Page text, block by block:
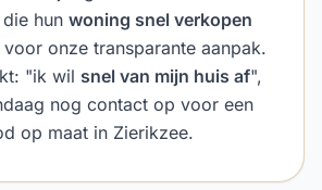
hun woning snel verkopen
onze transparante aanpak.
"ik wil snel van mijn huis af",
nog contact op voor een
op maat in Zierikzee.